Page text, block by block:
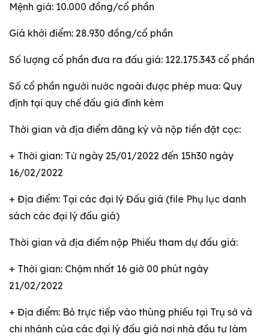
Mệnh giá: 10.000 đồng/cổ phần
Giá khởi điểm: 28.930 đồng/cổ phần
Số lượng cổ phần đưa ra đấu giá: 122.175.343 cổ phần
Số cổ phần người nước ngoài được phép mua: Quy
định tại quy chế đấu giá đính kèm
Thời gian và địa điểm đăng ký và nộp tiền đặt cọc:
+ Thời gian: Từ ngày 25/01/2022 đến 15h30 ngày
16/02/2022
+ Địa điểm: Tại các đại lý Đấu giá (file Phụ lục danh
sách các đại lý đấu giá)
Thời gian và địa điểm nộp Phiếu tham dự đấu giá:
+ Thời gian: Chậm nhất 16 giờ 00 phút ngày
21/02/2022
+ Địa điểm: Bỏ trực tiếp vào thùng phiếu tại Trụ sở và
chi nhánh của các đại lý đấu giá nơi nhà đầu tư làm